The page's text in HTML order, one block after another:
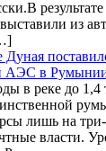
из
Дуная
АЭС в
в реке до 1,4
лишь на
власти.